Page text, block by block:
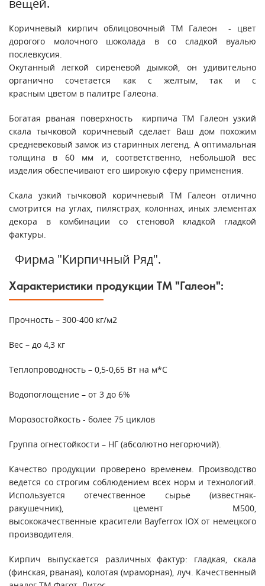
вещей.
Коричневый кирпич облицовочный ТМ Галеон - цвет
дорогого молочного шоколада в со сладкой вуалью
послевкусия.
Окутанный легкой сиреневой дымкой, он удивительно
органично сочетается как с желтым, так и с
красным цветом в палитре Галеона.
Богатая рваная поверхность кирпича ТМ Галеон узкий
скала тычковой коричневый сделает Ваш дом похожим
средневековый замок из старинных легенд. А оптимальная
толщина в 60 мм и, соответственно, небольшой вес
изделия обеспечивают его широкую сферу применения.
Скала узкий тычковой коричневый ТМ Галеон отлично
смотрится на углах, пилястрах, колоннах, иных элементах
декора в комбинации со стеновой кладкой гладкой
фактуры.
Фирма "Кирпичный Ряд".
Характеристики продукции ТМ "Галеон":
Прочность – 300-400 кг/м2
Вес – до 4,3 кг
Теплопроводность – 0,5-0,65 Вт на м*С
Водопоглощение – от 3 до 6%
Морозостойкость - более 75 циклов
Группа огнестойкости – НГ (абсолютно негорючий).
Качество продукции проверено временем. Производство
ведется со строгим соблюдением всех норм и технологий.
Используется отечественное сырье (известняк-
ракушечник), цемент М500,
высококачественные красители Bayferrox IOX от немецкого
производителя.
Кирпич выпускается различных фактур: гладкая, скала
(финская, рваная), колотая (мраморная), луч. Качественный